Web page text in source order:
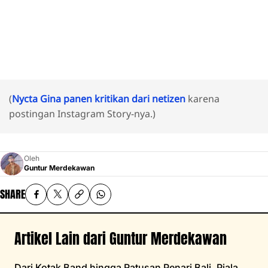
(Nycta Gina panen kritikan dari netizen karena
postingan Instagram Story-nya.)
Oleh
Guntur Merdekawan
SHARE
Artikel Lain dari Guntur Merdekawan